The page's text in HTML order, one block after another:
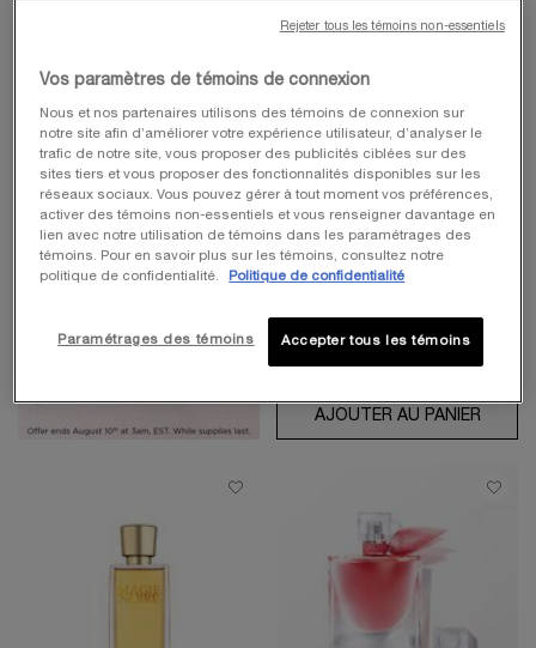
LA VIE EST BELLE EAU DE
EAU DE PARFUM
4.8 (17776)
Choix de Taille
200,00 $
AJOUTER AU PANIERLA VIE
Vos paramètres de témoins de connexion
Nous et nos partenaires utilisons des témoins de connexion sur
notre site afin d’améliorer votre expérience utilisateur, d’analyser le
trafic de notre site, vous proposer des publicités ciblées sur des
sites tiers et vous proposer des fonctionnalités disponibles sur les
réseaux sociaux. Vous pouvez gérer à tout moment vos préférences,
activer des témoins non-essentiels et vous renseigner davantage en
lien avec notre utilisation de témoins dans les paramétrages des
témoins. Pour en savoir plus sur les témoins, consultez notre
politique de confidentialité.
Politique de confidentialité
Accepter tous les témoins
Paramétrages des témoins
Rejeter tous les témoins non-essentiels